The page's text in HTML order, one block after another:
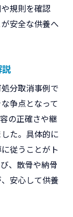
規則を確認
安全な供養へ
分取消事例で
争点となって
の正確さや継
た。具体的に
従うことがト
、散骨や納骨
安心して供養